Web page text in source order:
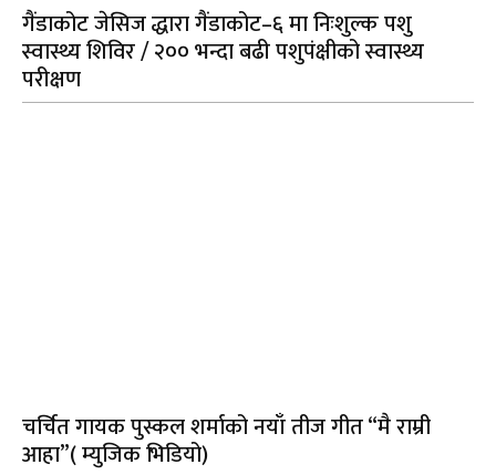
गैंडाकोट जेसिज द्धारा गैंडाकोट–६ मा निःशुल्क पशु
स्वास्थ्य शिविर / २०० भन्दा बढी पशुपंक्षीको स्वास्थ्य
परीक्षण
चर्चित गायक पुस्कल शर्माको नयाँ तीज गीत “मै राम्री
आहा”( म्युजिक भिडियो)